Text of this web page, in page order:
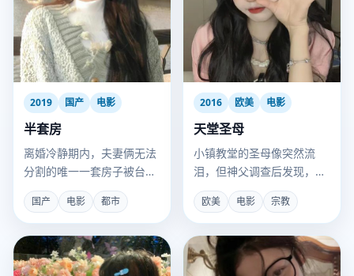
2019 国产 电影
半套房
离婚冷静期内，夫妻俩无法
分割的唯一一套房子被台风
刮塌了，两人被迫住进危房
开启同居生活。
国产 电影 都市
2016 欧美 电影
天堂圣母
小镇教堂的圣母像突然流
泪，但神父调查后发现，眼
泪的成分是工业酸雨。
欧美 电影 宗教